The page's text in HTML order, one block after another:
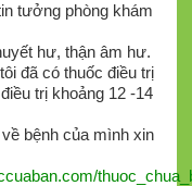
tưởng phòng khám
hư, thận âm hư.
đã có thuốc điều trị
trị khoảng 12 -14
bệnh của mình xin